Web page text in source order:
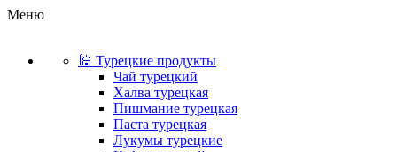
Меню
🕌 Турецкие продукты
Чай турецкий
Халва турецкая
Пишмание турецкая
Паста турецкая
Лукумы турецкие